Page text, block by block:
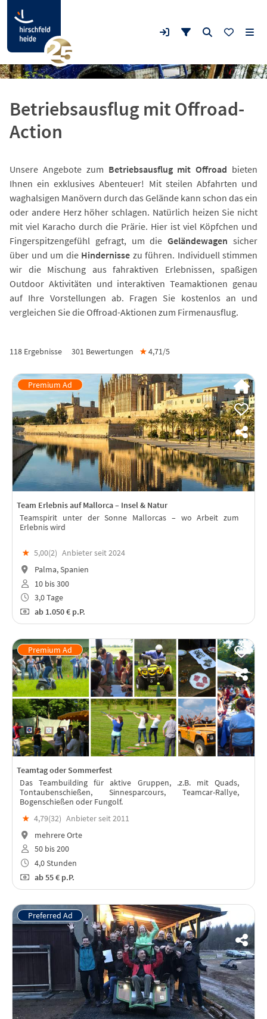
Betriebsausflug mit Offroad-
Action
Unsere Angebote zum Betriebsausflug mit Offroad bieten
Ihnen ein exklusives Abenteuer! Mit steilen Abfahrten und
waghalsigen Manövern durch das Gelände kann schon das ein
oder andere Herz höher schlagen. Natürlich heizen Sie nicht
mit viel Karacho durch die Prärie. Hier ist viel Köpfchen und
Fingerspitzengefühl gefragt, um dieGeländewagensicher
über und um die Hindernisse zu führen. Individuell stimmen
wir die Mischung aus fahraktiven Erlebnissen, spaßigen
Outdoor Aktivitäten und interaktiven Teamaktionen genau
auf Ihre Vorstellungen ab. Fragen Sie kostenlos an und
vergleichen Sie die Offroad-Aktionen zum Firmenausflug.
118 Ergebnisse 301 Bewertungen ★4,71/5
Team Erlebnis auf Mallorca – Insel & Natur
Teamspirit unter der Sonne Mallorcas – wo Arbeit zum
Erlebnis wird
★ 5,00(2) Anbieter seit 2024
Palma, Spanien
10 bis 300
3,0 Tage
ab1.050 € p.P.
Teamtag oder Sommerfest
Das Teambuilding für aktive Gruppen, .z.B. mit Quads,
Tontaubenschießen, Sinnesparcours, Teamcar-Rallye,
Bogenschießen oder Fungolf.
★ 4,79(32) Anbieter seit 2011
mehrere Orte
50 bis 200
4,0 Stunden
ab55 € p.P.